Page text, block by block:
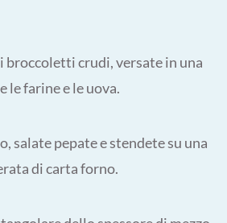
broccoletti crudi, versate in una
le farine e le uova.
salate pepate e stendete su una
di carta forno.